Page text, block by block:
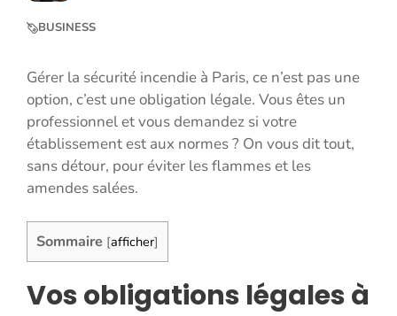
BUSINESS
Gérer la sécurité incendie à Paris, ce n’est pas une
option, c’est une obligation légale. Vous êtes un
professionnel et vous demandez si votre
établissement est aux normes ? On vous dit tout,
sans détour, pour éviter les flammes et les
amendes salées.
Sommaire [afficher]
Vos obligations légales à